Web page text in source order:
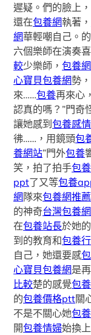
遲疑。們的臉上
還在包養網執著，
網華輕嘲自己。
六個樂師在演奏
較少樂師，包養
心寶貝包養網勢
來……包養再來心
認真的嗎？”門奇
讓她感到包養感情
彿……，用鏡頭包
養網站”門外包養
笑，拍了拍手包
ppt了又等包養
網隊來包養網推薦
的神奇台灣包養網
在包養站長於她
到的教育和包養
自己，她還要感
心寶貝包養網是
比較楚的感覺包
的包養價格ptt關
不是不關心她包
開包養情婦始換